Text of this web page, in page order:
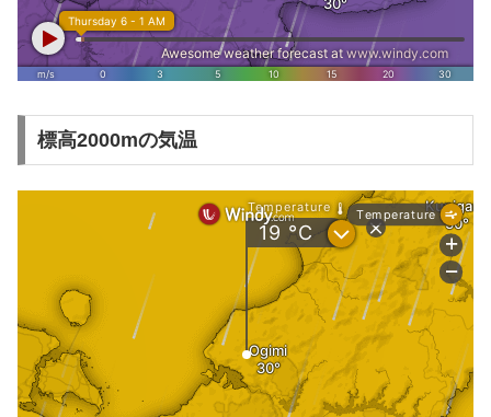
標高2000mの気温